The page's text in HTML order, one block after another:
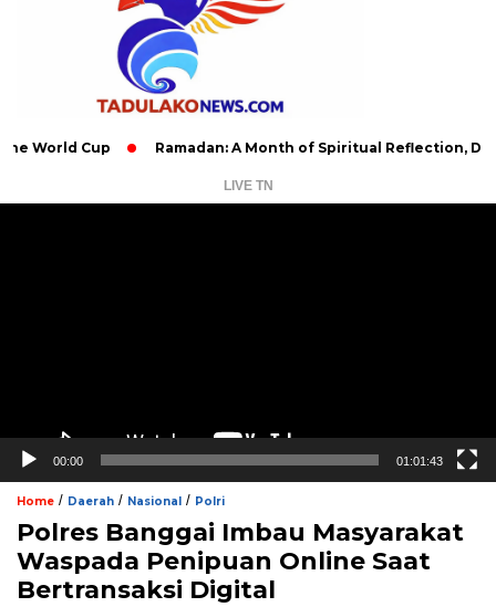
Cup Ramadan: A Month of Spiritual Reflection, Devotion,
LIVE TN
00:00 01:01:43
Home / Daerah / Nasional / Polri
Polres Banggai Imbau Masyarakat
Waspada Penipuan Online Saat
Bertransaksi Digital